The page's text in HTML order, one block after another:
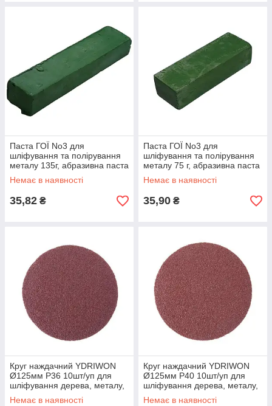
Паста ГОЇ No3 для
шліфування та полірування
металу 135г, абразивна паста
Немає в наявності
35,82 ₴
Паста ГОЇ No3 для
шліфування та полірування
металу 75 г, абразивна паста
Немає в наявності
35,90 ₴
Круг наждачний YDRIWON
Ø125мм P36 10шт/уп для
шліфування дерева, металу,
пластику
Немає в наявності
Круг наждачний YDRIWON
Ø125мм P40 10шт/уп для
шліфування дерева, металу,
пластику
Немає в наявності